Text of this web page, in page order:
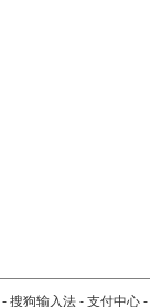
- 搜狗输入法 - 支付中心 -